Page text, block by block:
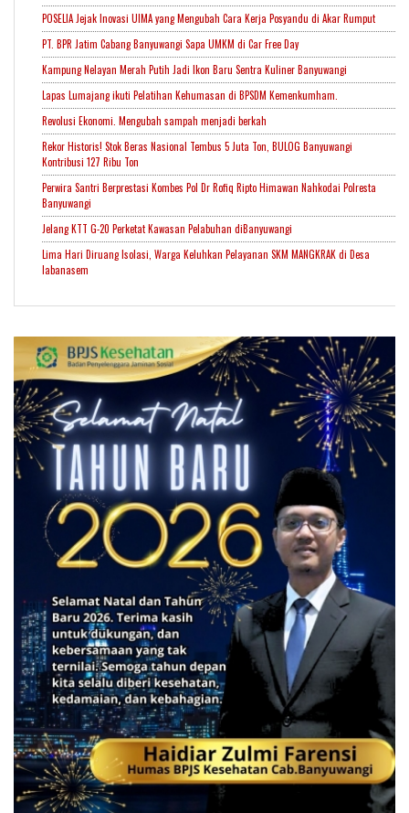
POSELIA Jejak Inovasi UIMA yang Mengubah Cara Kerja Posyandu di Akar Rumput
PT. BPR Jatim Cabang Banyuwangi Sapa UMKM di Car Free Day
Kampung Nelayan Merah Putih Jadi Ikon Baru Sentra Kuliner Banyuwangi
Lapas Lumajang ikuti Pelatihan Kehumasan di BPSDM Kemenkumham.
Revolusi Ekonomi. Mengubah sampah menjadi berkah
Rekor Historis! Stok Beras Nasional Tembus 5 Juta Ton, BULOG Banyuwangi
Kontribusi 127 Ribu Ton
Perwira Santri Berprestasi Kombes Pol Dr Rofiq Ripto Himawan Nahkodai Polresta
Banyuwangi
Jelang KTT G-20 Perketat Kawasan Pelabuhan diBanyuwangi
Lima Hari Diruang Isolasi, Warga Keluhkan Pelayanan SKM MANGKRAK di Desa
labanasem